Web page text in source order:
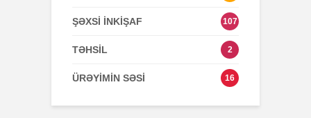
ŞƏXSİ İNKİŞAF 107
TƏHSİL 2
ÜRƏYİMİN SƏSİ 16